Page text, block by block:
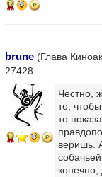
14
brune (Глава
27428
17
Честно,
то,
то
веришь.